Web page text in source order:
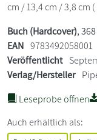
cm / 13,4 cm / 3,8 cm
Buch (Hardcover),
EAN 9783492058001
Veröffentlicht
Verlag/Hersteller
Leseprobe öffnen
Auch erhältlich als: